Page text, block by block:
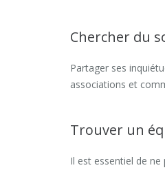
Chercher du
Partager ses
associations et
Trouver un
Il est essentiel de